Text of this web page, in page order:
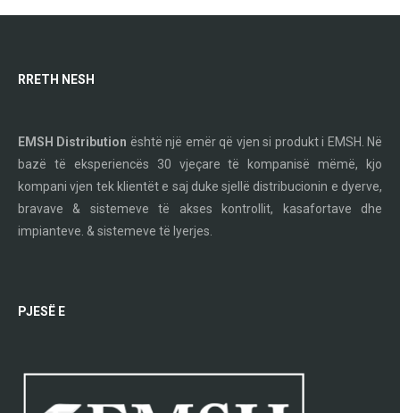
RRETH NESH
EMSH Distribution është një emër që vjen si produkt i EMSH. Në
bazë të eksperiencës 30 vjeçare të kompanisë mëmë, kjo
kompani vjen tek klientët e saj duke sjellë distribucionin e dyerve,
bravave & sistemeve të akses kontrollit, kasafortave dhe
impianteve. & sistemeve të lyerjes.
PJESË E